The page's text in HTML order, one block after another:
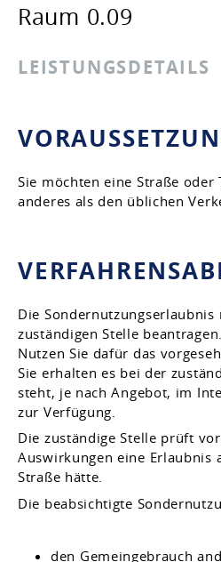
Raum 0.09
LEISTUNGSDETAILS
Sie möchten eine Straße
anderes als den üblichen
Die Sondernutzungserlaubnis
zuständigen Stelle beantragen.
Nutzen Sie dafür das
Sie erhalten es bei der
steht, je nach Angebot, im
zur Verfügung.
Die zuständige Stelle prüft
Auswirkungen eine Erlaubnis
Straße hätte.
Die beabsichtigte
den Gemeingebrauch